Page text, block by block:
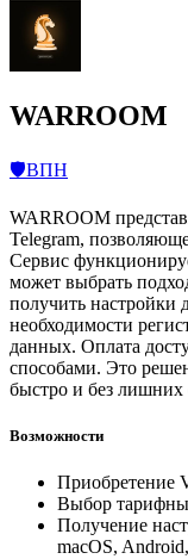
WARROOM
🛡️ВПН
WARROOM
Telegram,
Сервис
может выбрать
получить настройки
необходимости
данных. Оплата
способами. Это
быстро и без лишних
Возможности
Приобретение
Выбор
Получение
macOS,